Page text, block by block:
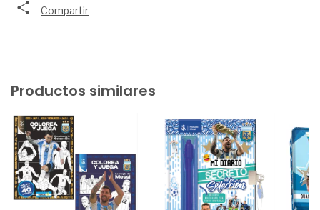
Compartir
Productos similares